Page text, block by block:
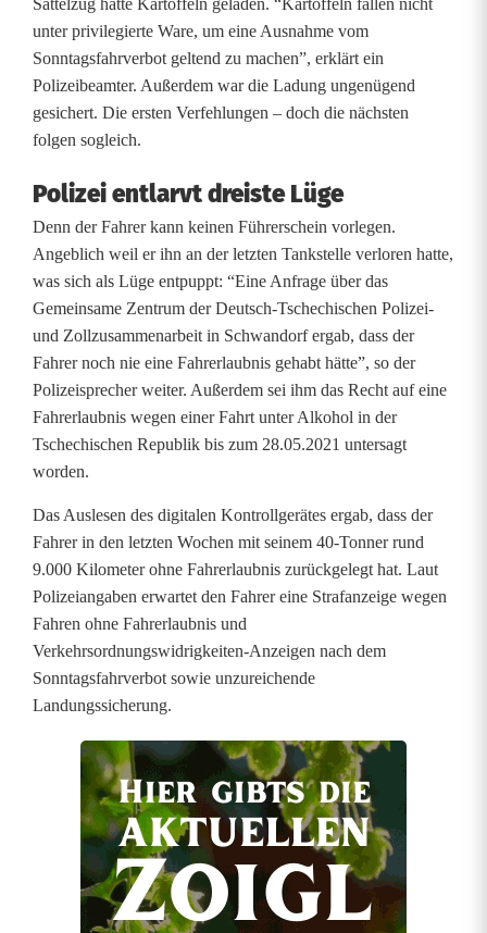
l
o
m
e
t
e
r
,
a
b
e
r
k
e
i
n
F
Sattelzug hatte Kartoffeln geladen. “Kartoffeln fallen nicht
unter privilegierte Ware, um eine Ausnahme vom
Sonntagsfahrverbot geltend zu machen”, erklärt ein
Polizeibeamter. Außerdem war die Ladung ungenügend
gesichert. Die ersten Verfehlungen – doch die nächsten
folgen sogleich.
Polizei entlarvt dreiste Lüge
Denn der Fahrer kann keinen Führerschein vorlegen.
Angeblich weil er ihn an der letzten Tankstelle verloren hatte,
was sich als Lüge entpuppt: “Eine Anfrage über das
Gemeinsame Zentrum der Deutsch-Tschechischen Polizei-
und Zollzusammenarbeit in Schwandorf ergab, dass der
Fahrer noch nie eine Fahrerlaubnis gehabt hätte”, so der
Polizeisprecher weiter. Außerdem sei ihm das Recht auf eine
Fahrerlaubnis wegen einer Fahrt unter Alkohol in der
Tschechischen Republik bis zum 28.05.2021 untersagt
worden.
Das Auslesen des digitalen Kontrollgerätes ergab, dass der
Fahrer in den letzten Wochen mit seinem 40-Tonner rund
9.000 Kilometer ohne Fahrerlaubnis zurückgelegt hat. Laut
Polizeiangaben erwartet den Fahrer eine Strafanzeige wegen
Fahren ohne Fahrerlaubnis und
Verkehrsordnungswidrigkeiten-Anzeigen nach dem
Sonntagsfahrverbot sowie unzureichende
Landungssicherung.